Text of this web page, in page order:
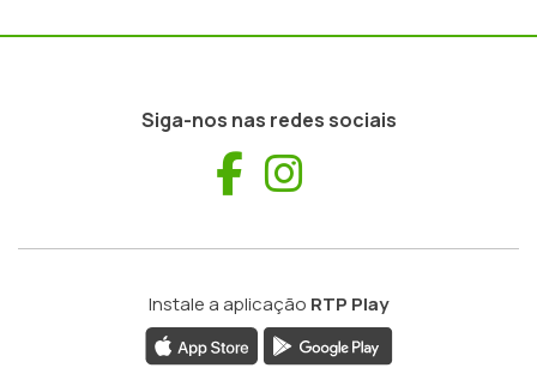
Siga-nos nas redes sociais
Facebook
Instale a aplicação RTP Play